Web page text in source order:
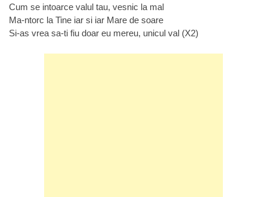
Cum se intoarce valul tau, vesnic la mal
Ma-ntorc la Tine iar si iar Mare de soare
Si-as vrea sa-ti fiu doar eu mereu, unicul val (X2)